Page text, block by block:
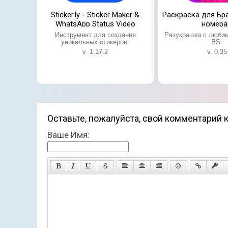
Sticker.ly - Sticker Maker &
WhatsApp Status Video
Инструмент для создания
уникальных стикеров.
v. 1.17.2
Раскраска для
Разукрашка с
BS.
v. 0.35
Оставьте, пожалуйста, свой
Ваше Имя: